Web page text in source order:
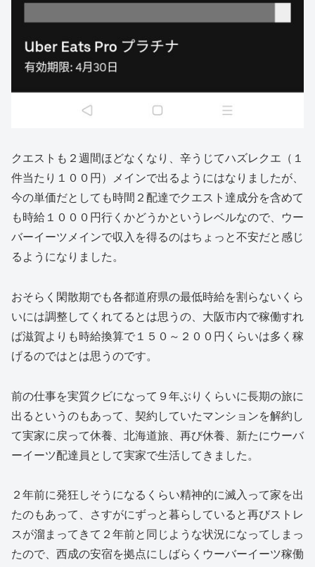
クエストも２週間ほどなくなり、辛うじてハズレクエ（１
件当たり１００円）メインで出るようにはなりましたが、
今の単価だとしても時間２配達でクエスト達成分を含めて
も時給１０００円行くかどうかというレベルなので、ウー
バーイーツメインで収入を得るのはちょっと不安だと感じ
るようになりました。
おそらく閑散期でも各都道府県の最低時給を割らないくら
いには調整してくれてるとは思うの、大阪市内で稼働すれ
ば滋賀よりも時給換算で１５０～２００円くらいは多く稼
げるのではとは思うのです。
前の仕事を実質クビになって９年ぶりくらいに長期の旅に
出るというのもあって、契約していたマンションを解約し
て実家に戻って休養、北海道旅、再び休養、新たにウーバ
ーイーツ配達員として実家で生活してきました。
２年前に発狂しそうになるくらい精神的に滅入って家を出
たのもあって、さすがにずっと暮らしていると再びストレ
スが溜まってきて２年前と同じような状況になってしまっ
たので、西成の安宿を拠点にしばらくウーバーイーツ稼働